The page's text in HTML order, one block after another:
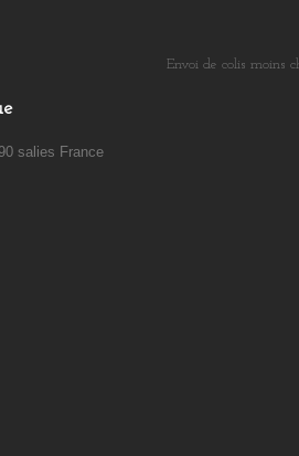
salies France
Envoi de colis moins